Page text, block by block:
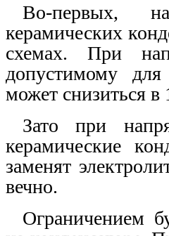
Во-первых,
керамических
схемах. При
допустимому для
может снизиться в
Зато при
керамические
заменят
вечно.
Ограничением